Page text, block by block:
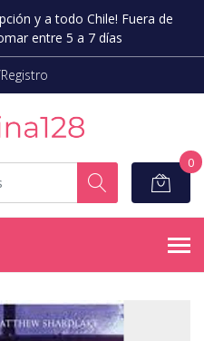
y a todo Chile! Fuera de
entre 5 a 7 días
0